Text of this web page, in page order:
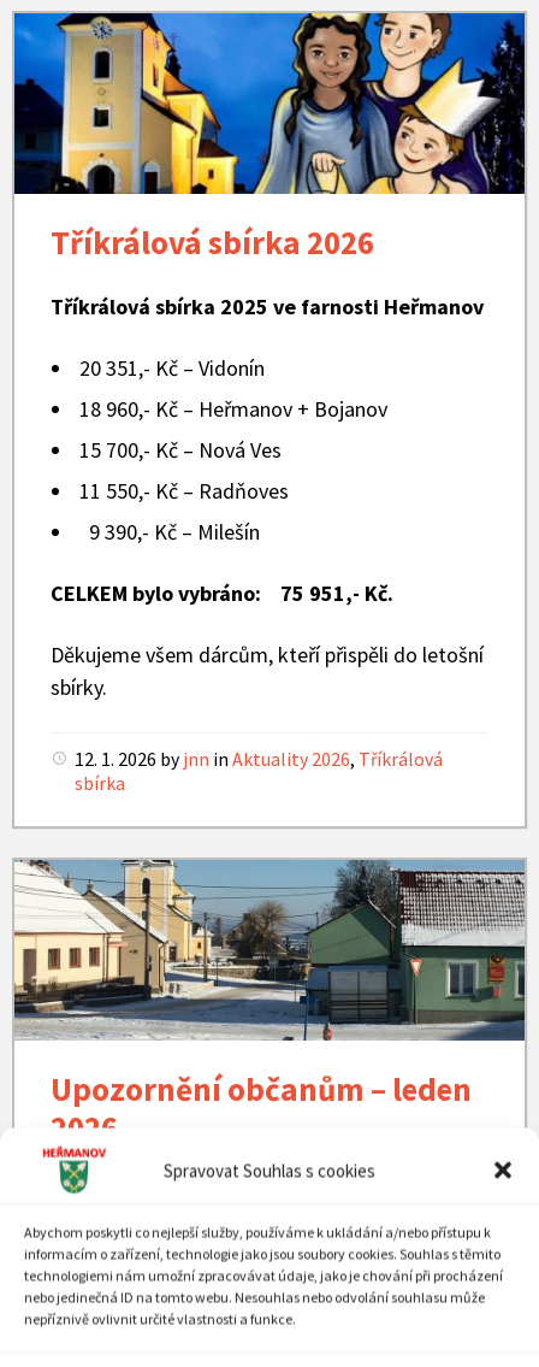
Spravovat Souhlas s cookies
Abychom poskytli co nejlepší služby, používáme k ukládání a/nebo přístupu k
informacím o zařízení, technologie jako jsou soubory cookies. Souhlas s těmito
technologiemi nám umožní zpracovávat údaje, jako je chování při procházení
nebo jedinečná ID na tomto webu. Nesouhlas nebo odvolání souhlasu může
nepříznivě ovlivnit určité vlastnosti a funkce.
Tříkrálová
sbírka
Tříkrálová sbírka 2026
Tříkrálová sbírka 2025 ve farnosti Heřmanov
20 351,- Kč – Vidonín
18 960,- Kč – Heřmanov + Bojanov
15 700,- Kč – Nová Ves
11 550,- Kč – Radňoves
9 390,- Kč – Milešín
CELKEM bylo vybráno: 75 951,- Kč.
Děkujeme všem dárcům, kteří přispěli do letošní
sbírky.
12. 1. 2026 by jnn in Aktuality 2026, Tříkrálová
sbírka
v
Heřmanově
Upozornění občanům – leden
2026
Zastupitelstvo obce na svém zasedání 15. 12.
2025 schválilonové poplatky obcetýkající se
odpadového hospodářství v roce 2026.
1. Výše zákonného poplatku